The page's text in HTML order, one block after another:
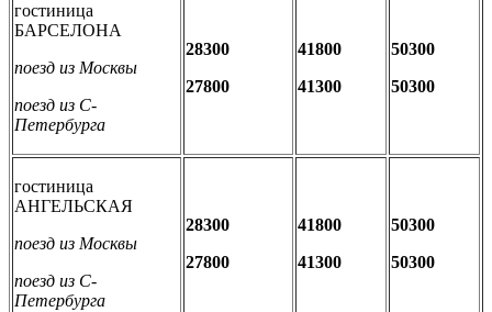
гостиница
БАРСЕЛОНА
поезд из Москвы
поезд из С-
Петербурга
28300
27800
41800
41300
50300
50300
гостиница
АНГЕЛЬСКАЯ
поезд из Москвы
поезд из С-
Петербурга
28300
27800
41800
41300
50300
50300